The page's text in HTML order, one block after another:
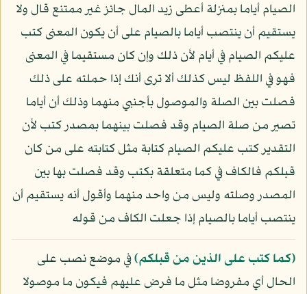
الصيام أياما بمنزلة أعطى زيد المال جائز غير ممتنع قال ولا
يستقيم أن ينتصب أياما بالصيام على أن يكون المعنى كتب
عليكم الصيام في أيام لأن ذلك وإن كان مستقيما في المعنى
فهو في اللفظ ليس كذلك ألا ترى أنك إذا حملته على ذلك
فصلت بين الصلة والموصول بأجنبي منهما وذلك أن أياما
تصير من صلة الصيام وقد فصلت بينهما بمصدر كتب لأن
التقدير كتب عليكم الصيام كتابة مثل كتابته على من كان
قبلكم فالكاف في كما متعلقة بكتب وقد فصلت بها بين
المصدر وصلته وليس من واحد منهما وأقول أنه يستقيم أن
ينتصب أياما بالصيام إذا جعلت الكاف من قوله
﴿كما كتب على الذين من قبلكم﴾في موضع نصب على
الحال أي مفروضا مثل ما فرض عليهم فيكون ما موصولا